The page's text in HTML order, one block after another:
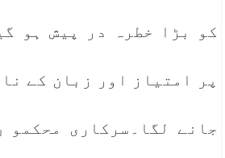
کو بڑا خطرہ در پیش ہو
پر امتیاز اور زبان کے
جانے لگا۔سرکاری